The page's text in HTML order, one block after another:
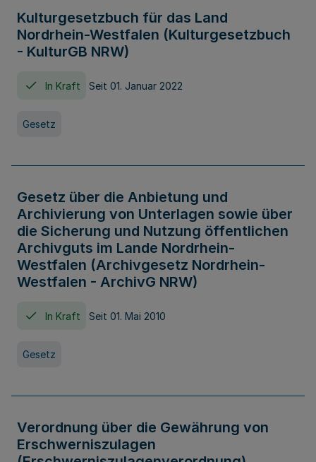
Kulturgesetzbuch für das Land
Nordrhein-Westfalen (Kulturgesetzbuch
- KulturGB NRW)
In Kraft Seit 01. Januar 2022
Gesetz
Gesetz über die Anbietung und
Archivierung von Unterlagen sowie über
die Sicherung und Nutzung öffentlichen
Archivguts im Lande Nordrhein-
Westfalen (Archivgesetz Nordrhein-
Westfalen - ArchivG NRW)
In Kraft Seit 01. Mai 2010
Gesetz
Verordnung über die Gewährung von
Erschwerniszulagen